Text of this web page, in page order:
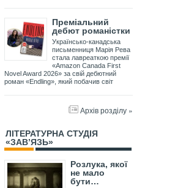
Преміальний
дебют романістки
Українсько-канадська
письменниця Марія Рева
стала лавреаткою премії
«Amazon Canada First
Novel Award 2026» за свій дебютний
роман «Endling», який побачив світ
Архів розділу »
ЛІТЕРАТУРНА СТУДІЯ
«ЗАВ’ЯЗЬ»
Розлука, якої
не мало
бути…